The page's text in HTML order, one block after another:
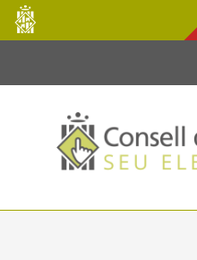
Salta al contingut principal
Consell
de
Mallorca